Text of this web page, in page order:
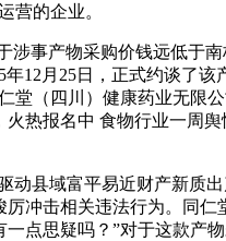
营的企业。
产物采购价钱远低于
12月25日，正式约谈了
（四川）健康药业无限
报名中 食物行业一周舆
域富平易近财产新质出
冲击相关违法行为。同
点思疑吗？”对于这款产